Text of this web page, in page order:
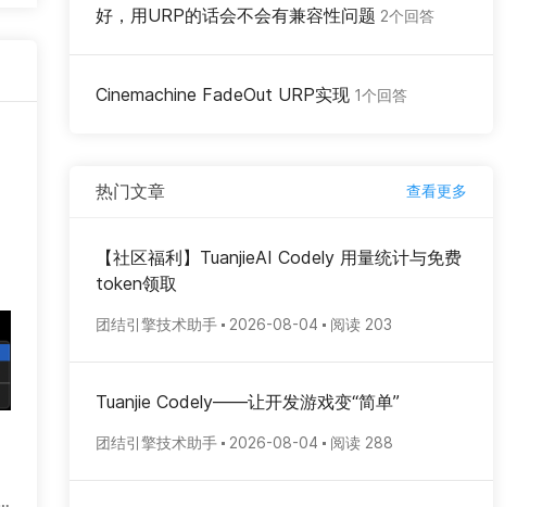
好，用URP的话会不会有兼容性问题 2个回答
Cinemachine FadeOut URP实现 1个回答
热门文章 查看更多
【社区福利】TuanjieAI Codely 用量统计与免费
token领取
团结引擎技术助手 2026-08-04 阅读 203
Tuanjie Codely——让开发游戏变“简单”
团结引擎技术助手 2026-08-04 阅读 288